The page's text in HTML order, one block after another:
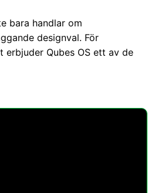
bara handlar om
designval. För
Qubes OS ett av de